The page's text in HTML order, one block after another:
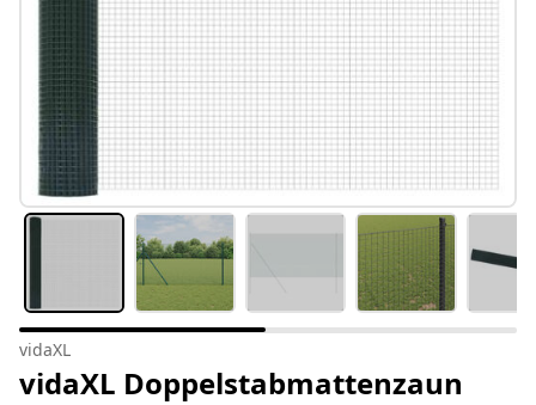
vidaXL
vidaXL Doppelstabmattenzaun